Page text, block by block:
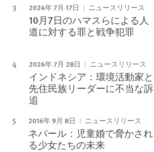
2024年 7月 17日 ニュースリリース
10月7日のハマスらによる人
道に対する罪と戦争犯罪
2026年 7月 28日 ニュースリリース
インドネシア：環境活動家と
先住民族リーダーに不当な訴
追
2016年 9月 8日 ニュースリリース
ネパール：児童婚で脅かされ
る少女たちの未来